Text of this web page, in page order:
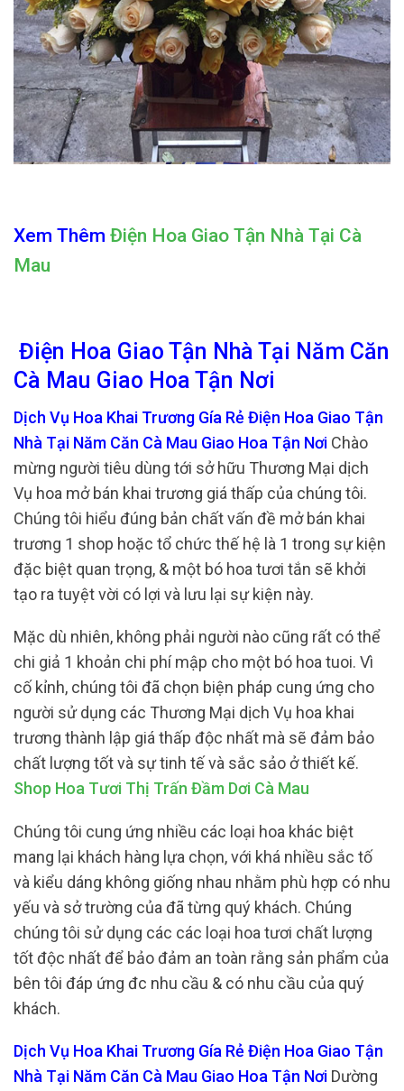
Xem Thêm Điện Hoa Giao Tận Nhà Tại Cà
Mau
Điện Hoa Giao Tận Nhà Tại Năm Căn
Cà Mau Giao Hoa Tận Nơi
Dịch Vụ Hoa Khai Trương Gía Rẻ Điện Hoa Giao Tận
Nhà Tại Năm Căn Cà Mau Giao Hoa Tận Nơi Chào
mừng người tiêu dùng tới sở hữu Thương Mại dịch
Vụ hoa mở bán khai trương giá thấp của chúng tôi.
Chúng tôi hiểu đúng bản chất vấn đề mở bán khai
trương 1 shop hoặc tổ chức thế hệ là 1 trong sự kiện
đặc biệt quan trọng, & một bó hoa tươi tắn sẽ khởi
tạo ra tuyệt vời có lợi và lưu lại sự kiện này.
Mặc dù nhiên, không phải người nào cũng rất có thể
chi giả 1 khoản chi phí mập cho một bó hoa tuoi. Vì
cố kỉnh, chúng tôi đã chọn biện pháp cung ứng cho
người sử dụng các Thương Mại dịch Vụ hoa khai
trương thành lập giá thấp độc nhất mà sẽ đảm bảo
chất lượng tốt và sự tinh tế và sắc sảo ở thiết kế.
Shop Hoa Tươi Thị Trấn Đầm Dơi Cà Mau
Chúng tôi cung ứng nhiều các loại hoa khác biệt
mang lại khách hàng lựa chọn, với khá nhiều sắc tố
và kiểu dáng không giống nhau nhằm phù hợp có nhu
yếu và sở trường của đã từng quý khách. Chúng
chúng tôi sử dụng các các loại hoa tươi chất lượng
tốt độc nhất để bảo đảm an toàn rằng sản phẩm của
bên tôi đáp ứng đc nhu cầu & có nhu cầu của quý
khách.
Dịch Vụ Hoa Khai Trương Gía Rẻ Điện Hoa Giao Tận
Nhà Tại Năm Căn Cà Mau Giao Hoa Tận Nơi Dường